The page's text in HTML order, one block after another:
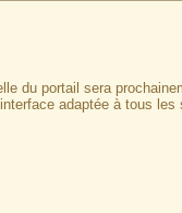
du portail sera
adaptée à tous